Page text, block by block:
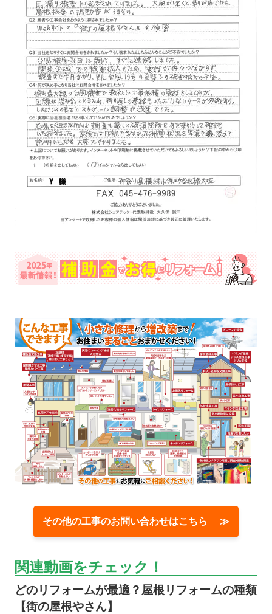
その他の工事のお問い合わせはこちら ≫
関連動画をチェック！
どのリフォームが最適？屋根リフォームの種類
【街の屋根やさん】